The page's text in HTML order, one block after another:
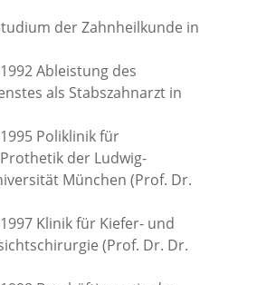
der Zahnheilkunde in
Ableistung des
als Stabszahnarzt in
Poliklinik für
der Ludwig-
München (Prof. Dr.
Klinik für Kiefer- und
(Prof. Dr. Dr.